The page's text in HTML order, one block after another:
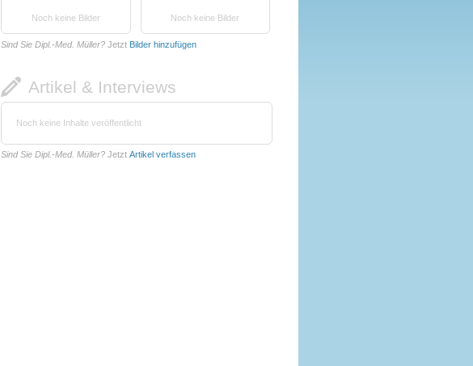
Noch keine Bilder Noch keine Bilder
Sind Sie Dipl.-Med. Müller? Jetzt Bilder hinzufügen
Artikel & Interviews
Noch keine Inhalte veröffentlicht
Sind Sie Dipl.-Med. Müller? Jetzt Artikel verfassen